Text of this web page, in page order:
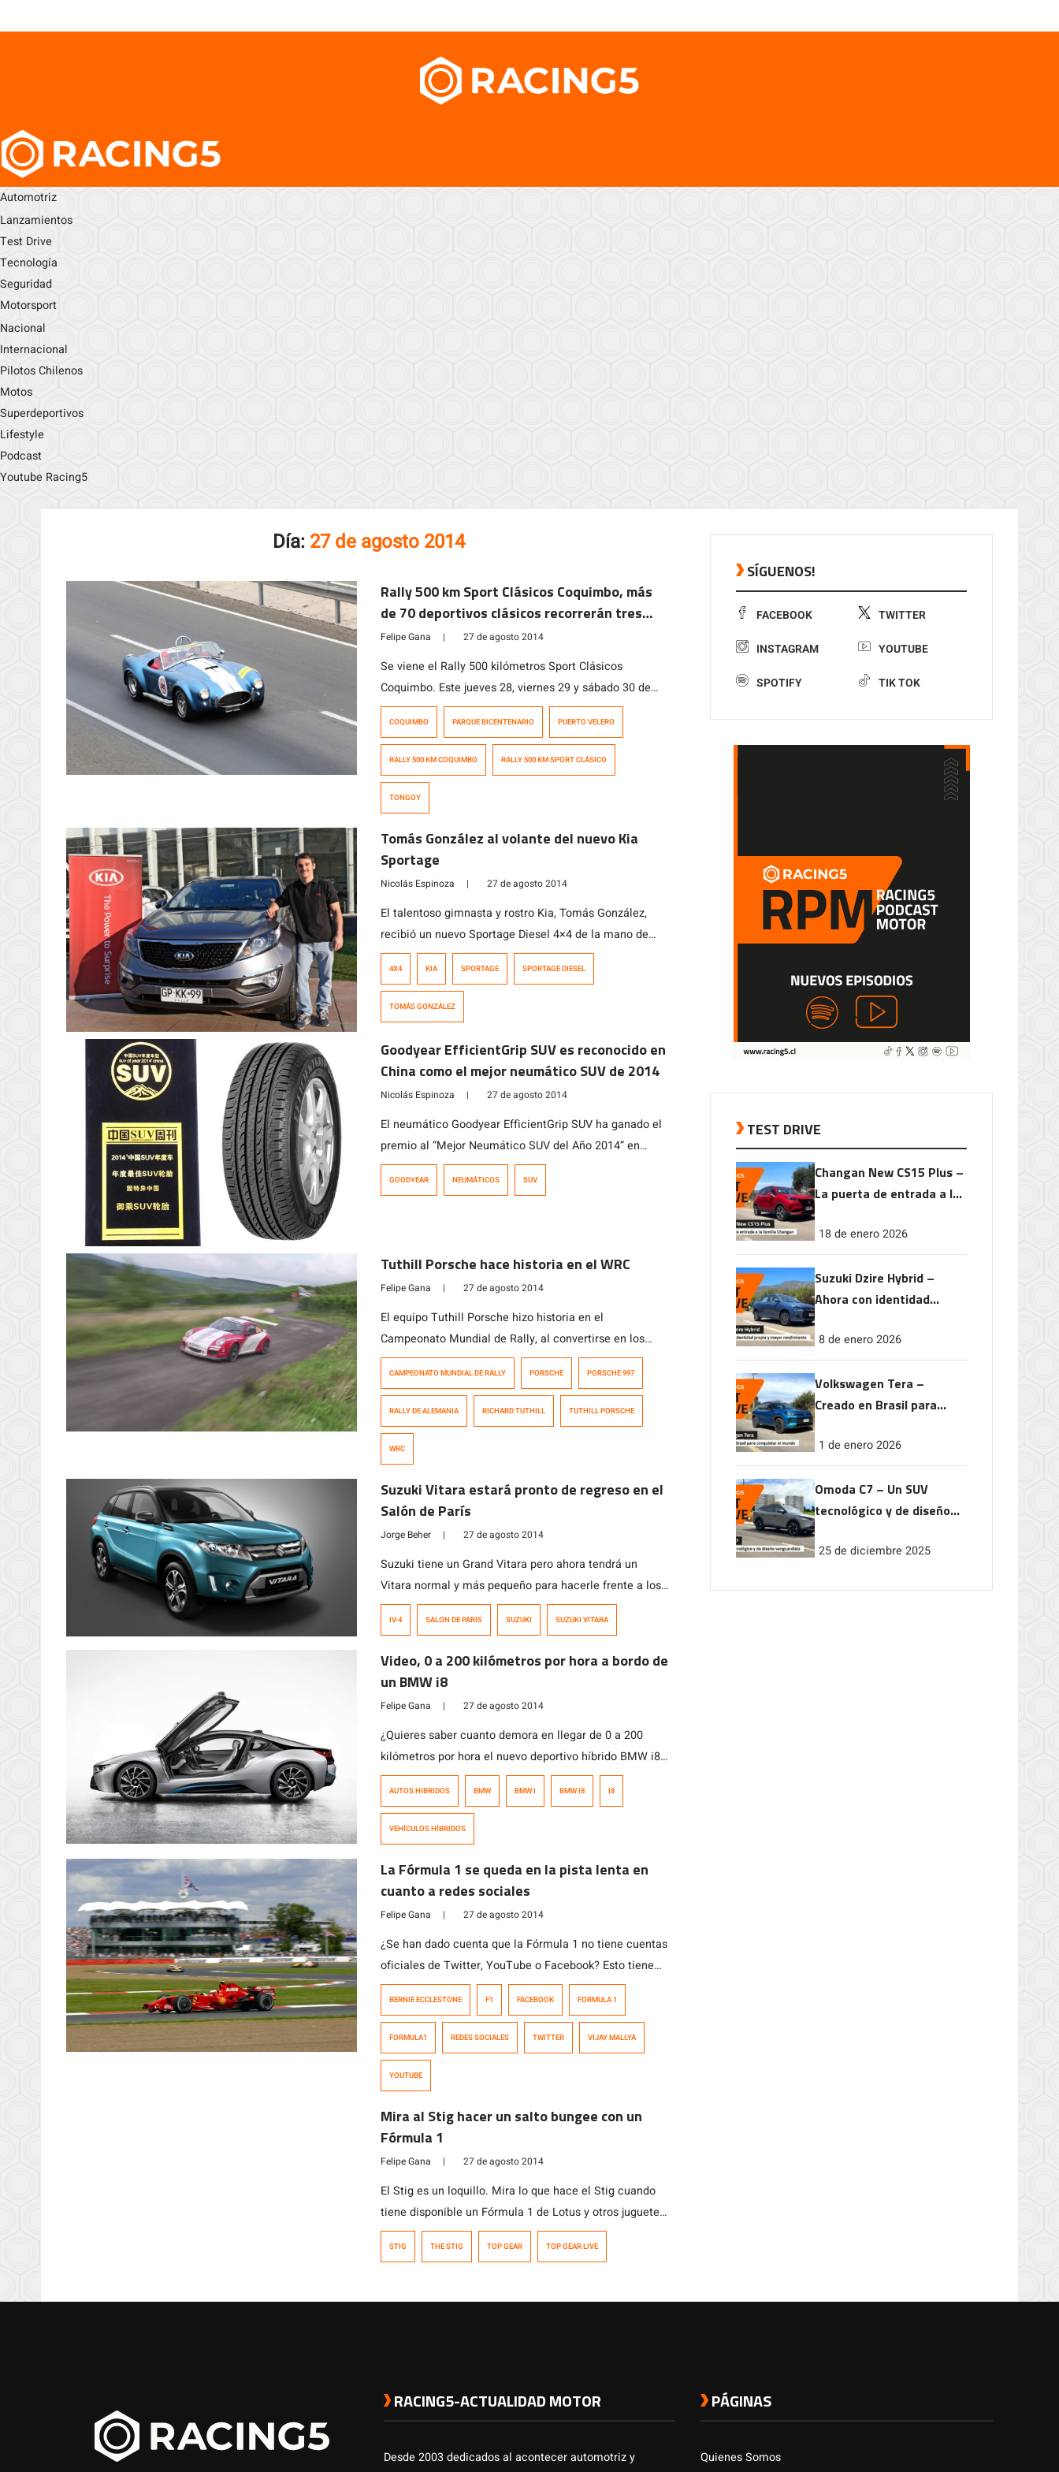
Automotriz
Lanzamientos
Test Drive
Tecnología
Seguridad
Motorsport
Nacional
Internacional
Pilotos Chilenos
Motos
Superdeportivos
Lifestyle
Podcast
Youtube Racing5
Día: 27 de agosto 2014
Rally 500 km Sport Clásicos Coquimbo, más
de 70 deportivos clásicos recorrerán tres
regiones del país este fin de semana
Felipe Gana | 27 de agosto 2014
Se viene el Rally 500 kilómetros Sport Clásicos
Coquimbo. Este jueves 28, viernes 29 y sábado 30 de
Agosto hay actividades con más de 70 deportivos
clásicos. Esta actividad en la que participa el Club de
Automóviles Antiguos de Chile, presentará autos con 30
o más años de antiguedad en el caso de Ferrari y
Porsche, […]
COQUIMBO PARQUE BICENTENARIO PUERTO VELERO
RALLY 500 KM COQUIMBO RALLY 500 KM SPORT CLÁSICO
TONGOY
Tomás González al volante del nuevo Kia
Sportage
Nicolás Espinoza | 27 de agosto 2014
El talentoso gimnasta y rostro Kia, Tomás González,
recibió un nuevo Sportage Diesel 4×4 de la mano de
Antonieta Melo, Gerente de Marketing de Kia Chile,
entrega al medallista olímpico desde el año 2009.
“Estoy muy contento e infinitamente agradecido de Kia,
4X4 KIA SPORTAGE SPORTAGE DIESEL
TOMÁS GONZÁLEZ
Goodyear EfficientGrip SUV es reconocido en
China como el mejor neumático SUV de 2014
Nicolás Espinoza | 27 de agosto 2014
El neumático Goodyear EfficientGrip SUV ha ganado el
premio al “Mejor Neumático SUV del Año 2014” en
China, certamen que ha sido organizado conjuntamente
GOODYEAR NEUMÁTICOS SUV
Tuthill Porsche hace historia en el WRC
Felipe Gana | 27 de agosto 2014
El equipo Tuthill Porsche hizo historia en el
Campeonato Mundial de Rally, al convertirse en los
primeros en terminar un rally a bordo de un Porsche
que un Porsche volviera a terminar un […]
CAMPEONATO MUNDIAL DE RALLY PORSCHE PORSCHE 997
RALLY DE ALEMANIA RICHARD TUTHILL TUTHILL PORSCHE
WRC
Suzuki Vitara estará pronto de regreso en el
Salón de París
Jorge Beher | 27 de agosto 2014
Suzuki tiene un Grand Vitara pero ahora tendrá un
Vitara normal y más pequeño para hacerle frente a los
crossovers como el Nissan Juke.
IV-4 SALON DE PARIS SUZUKI SUZUKI VITARA
Video, 0 a 200 kilómetros por hora a bordo de
un BMW i8
Felipe Gana | 27 de agosto 2014
¿Quieres saber cuanto demora en llegar de 0 a 200
kilómetros por hora el nuevo deportivo híbrido BMW i8?
¿Y como suena? En este video, grabado por Option Auto
prueba acelerando a fondo de 0 a 200. El i8 cuenta con
una unidad motriz 1,5 […]
AUTOS HIBRIDOS BMW BMW I BMW I8 I8
VEHÍCULOS HÍBRIDOS
La Fórmula 1 se queda en la pista lenta en
cuanto a redes sociales
Felipe Gana | 27 de agosto 2014
¿Se han dado cuenta que la Fórmula 1 no tiene cuentas
oficiales de Twitter, YouTube o Facebook? Esto tiene
una razón. Bernie Ecclestone cree que las redes
sociales además de aquellos que mantienen su sitio […]
BERNIE ECCLESTONE F1 FACEBOOK FORMULA 1
FORMULA1 REDES SOCIALES TWITTER VIJAY MALLYA
YOUTUBE
Mira al Stig hacer un salto bungee con un
Fórmula 1
Felipe Gana | 27 de agosto 2014
El Stig es un loquillo. Mira lo que hace el Stig cuando
tiene disponible un Fórmula 1 de Lotus y otros juguetes
tuerca en el Top Gear Live en Durban, Sudáfrica.
STIG THE STIG TOP GEAR TOP GEAR LIVE
SÍGUENOS!
FACEBOOK TWITTER
INSTAGRAM YOUTUBE
SPOTIFY TIK TOK
TEST DRIVE
Changan New CS15 Plus –
La puerta de entrada a la
18 de enero 2026
Suzuki Dzire Hybrid –
Ahora con identidad
rendimiento
8 de enero 2026
Volkswagen Tera –
Creado en Brasil para
1 de enero 2026
Omoda C7 – Un SUV
tecnológico y de diseño
25 de diciembre 2025
RACING5-ACTUALIDAD MOTOR
Desde 2003 dedicados al acontecer automotriz y
PÁGINAS
Quienes Somos